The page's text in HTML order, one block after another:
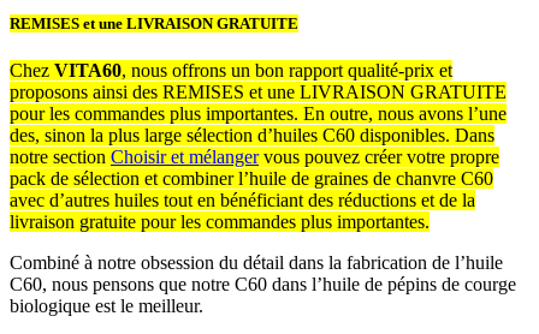
REMISES et une LIVRAISON GRATUITE
Chez VITA60, nous offrons un bon rapport qualité-prix et
proposons ainsi des REMISES et une LIVRAISON GRATUITE
pour les commandes plus importantes. En outre, nous avons l’une
des, sinon la plus large sélection d’huiles C60 disponibles. Dans
notre section Choisir et mélangervous pouvez créer votre propre
pack de sélection et combiner l’huile de graines de chanvre C60
avec d’autres huiles tout en bénéficiant des réductions et de la
livraison gratuite pour les commandes plus importantes.
Combiné à notre obsession du détail dans la fabrication de l’huile
C60, nous pensons que notre C60 dans l’huile de pépins de courge
biologique est le meilleur.